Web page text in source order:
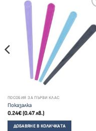
ПОСОБИЯ ЗА ПЪРВИ КЛАС
Показалка
0.24€(0.47 лв.)
ДОБАВЯНЕ В КОЛИЧКАТА